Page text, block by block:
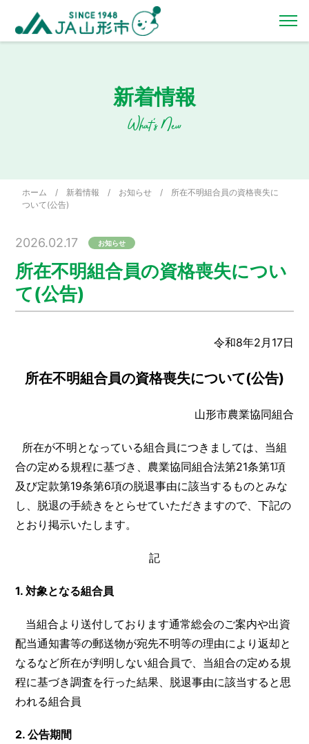
新着情報
What's New
ホーム / 新着情報 / お知らせ / 所在不明組合員の資格喪失に
ついて(公告)
2026.02.17 お知らせ
所在不明組合員の資格喪失につい
て(公告)
令和8年2月17日
所在不明組合員の資格喪失について(公告)
山形市農業協同組合
所在が不明となっている組合員につきましては、当組
合の定める規程に基づき、農業協同組合法第21条第1項
及び定款第19条第6項の脱退事由に該当するものとみな
し、脱退の手続きをとらせていただきますので、下記の
とおり掲示いたします。
記
1.対象となる組合員
当組合より送付しております通常総会のご案内や出資
配当通知書等の郵送物が宛先不明等の理由により返却と
なるなど所在が判明しない組合員で、当組合の定める規
程に基づき調査を行った結果、脱退事由に該当すると思
われる組合員
2.公告期間